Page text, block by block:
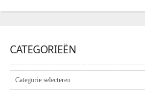
CATEGORIEËN